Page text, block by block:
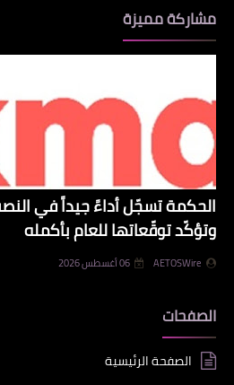
مشاركة مميزة
الحكمة تسجّل أداءً جيداً في
وتؤكّد توقّعاتها للعام بأكمله
AETOSWire 06 أغسطس 2026
الصفحات
الصفحة الرئيسية